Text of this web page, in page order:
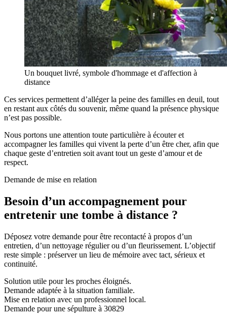
Un bouquet livré, symbole d'hommage et d'affection à
distance
Ces services permettent d’alléger la peine des familles en deuil, tout
en restant aux côtés du souvenir, même quand la présence physique
n’est pas possible.
Nous portons une attention toute particulière à écouter et
accompagner les familles qui vivent la perte d’un être cher, afin que
chaque geste d’entretien soit avant tout un geste d’amour et de
respect.
Demande de mise en relation
Besoin d’un accompagnement pour
entretenir une tombe à distance ?
Déposez votre demande pour être recontacté à propos d’un
entretien, d’un nettoyage régulier ou d’un fleurissement. L’objectif
reste simple : préserver un lieu de mémoire avec tact, sérieux et
continuité.
Solution utile pour les proches éloignés.
Demande adaptée à la situation familiale.
Mise en relation avec un professionnel local.
Demande pour une sépulture à 30829